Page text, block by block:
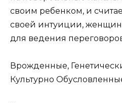
своим ребенком, и
своей интуиции,
для ведения
Врожденные,
Культурно